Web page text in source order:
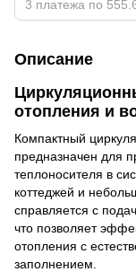
3 платежа по
Описание
отопления и
Компактный
предназначен для
теплоносителя в
коттеджей и
справляется с
что позволяет
отопления с
заполнением.